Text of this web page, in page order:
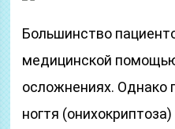
Большинство
медицинской
осложнениях. Однако
ногтя